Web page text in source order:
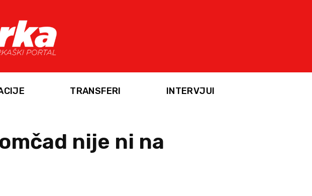
TRANSFERI INTERVJUI
nije ni na